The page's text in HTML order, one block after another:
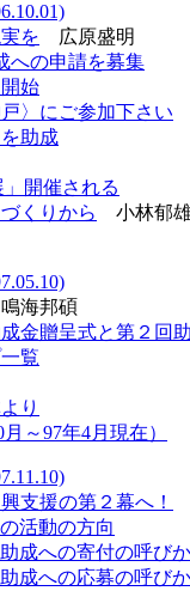
を 広原盛明
への申請を募集
始
〉にご参加下さい
助成
」開催される
くりから
小林郁
海邦碩
金贈呈式と第２回
覧
り
～97年4月現在）
支援の第２幕へ！
活動の方向
成への寄付の呼び
成への応募の呼び